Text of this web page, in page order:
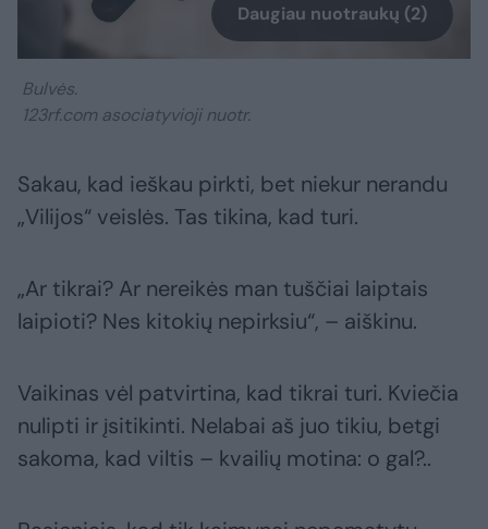
Daugiau nuotraukų (2)
Bulvės.
123rf.com asociatyvioji nuotr.
Sakau, kad ieškau pirkti, bet niekur nerandu
„Vilijos“ veislės. Tas tikina, kad turi.
„Ar tikrai? Ar nereikės man tuščiai laiptais
laipioti? Nes kitokių nepirksiu“, – aiškinu.
Vaikinas vėl patvirtina, kad tikrai turi. Kviečia
nulipti ir įsitikinti. Nelabai aš juo tikiu, betgi
sakoma, kad viltis – kvailių motina: o gal?..